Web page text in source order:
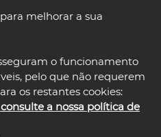
melhorar a sua
o funcionamento
pelo que não requerem
os restantes cookies:
a nossa política de
select language